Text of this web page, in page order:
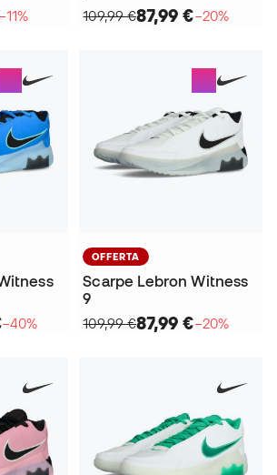
−11%
109,99 €87,99 €−20%
−40%
OFFERTA
Scarpe Lebron Witness
9
109,99 €87,99 €−20%